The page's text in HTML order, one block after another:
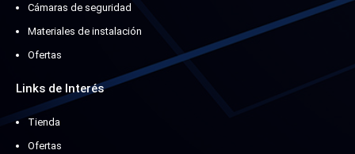
Cámaras de seguridad
Materiales de instalación
Ofertas
Links de Interés
Tienda
Ofertas